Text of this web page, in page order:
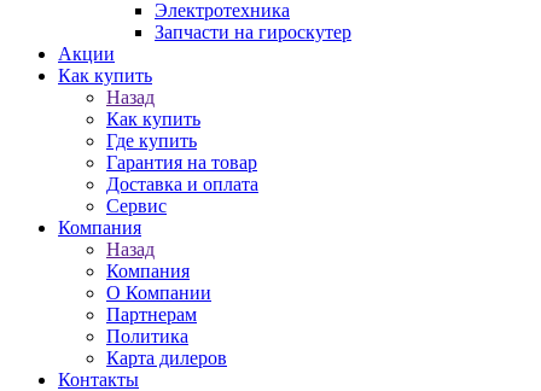
Электротехника
Запчасти на гироскутер
Акции
Как купить
Назад
Как купить
Где купить
Гарантия на товар
Доставка и оплата
Сервис
Компания
Назад
Компания
О Компании
Партнерам
Политика
Карта дилеров
Контакты